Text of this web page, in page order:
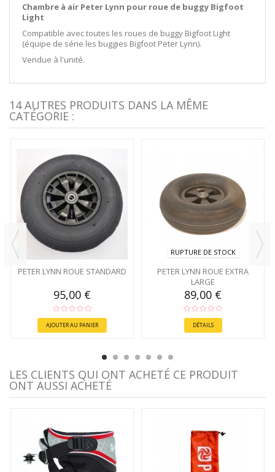
Chambre à air Peter Lynn pour roue de buggy Bigfoot
Light
Compatible avec toutes les roues de buggy Bigfoot Light
(équipe de série les buggies Bigfoot Peter Lynn).
Vendue à l'unité.
14 AUTRES PRODUITS DANS LA MÊME
CATÉGORIE :
PETER LYNN ROUE STANDARD
95,00 €
AJOUTER AU PANIER
RUPTURE DE STOCK
PETER LYNN ROUE EXTRA
LARGE
89,00 €
DÉTAILS
LES CLIENTS QUI ONT ACHETÉ CE PRODUIT
ONT AUSSI ACHETÉ